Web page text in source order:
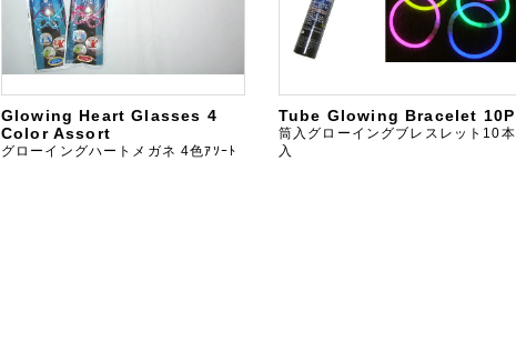
Glowing Heart Glasses 4
Color Assort
グローイングハートメガネ 4色ｱｿｰﾄ
Tube Glowing Bracelet 10P
筒入グローイングブレスレット10本
入